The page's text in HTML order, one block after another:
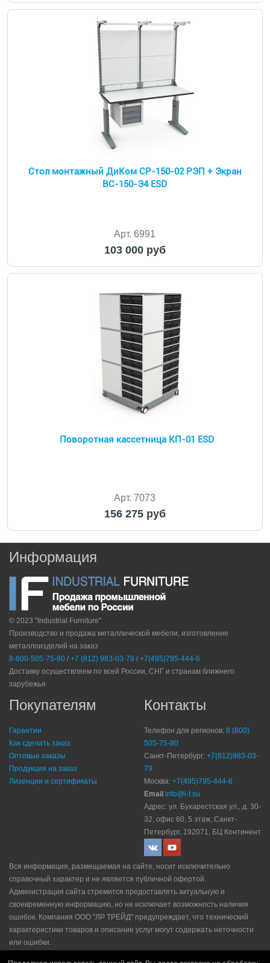
Cтол монтажный ДиКом СР-150-02 РЭП + Экран
ВС-150-Э4 ESD
Арт. 6991
103 000 руб
Поворотная кассетница КП-01 ESD
Арт. 7073
156 275 руб
Информация
© 2023 "Industrial Furniture"
Производство и продажа металлической мебели, изготовление
металлоизделий на заказ
8-800-505-75-80 / +7 (812) 983-03-79 / +7(495)795-444-6
Доставку осуществляем по всей России, СНГ и странам ближнего
зарубежья
Покупателям
Гарантии
Как сделать заказ
Оптовые заказы
Продукция на заказ
Лизенции и сертификаты
Контакты
Телефон для регионов: 8 (800)
505-75-80
Санкт-Петербург: +7(812)983-03-
79
Москва: +7(495)795-444-6
Email info@i-f.su
Адрес: ул. Бухарестская ул., д. 30-
32, офис 60, 5 этаж, Санкт-
Петербург, 192071, БЦ Континент
Вся информация, размещаемая на сайте, носит исключительно
справочный характер и не является публичной офертой.
Администрация сайта стремится предоставлять актуальную и
своевременную информацию, но не исключает возможность наличия
ошибок. Компания ООО "ЛР ТРЕЙД" прeдупрeждaeт, что технический
характеристики товаров и описание услуг могут содержать неточности
или ошибки.